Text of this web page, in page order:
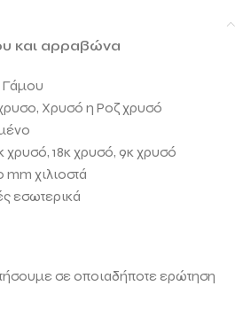
και αρραβώνα
Χρυσό η Ροζ χρυσό
18κ χρυσό, 9κ χρυσό
χιλιοστά
εσωτερικά
σε οποιαδήποτε ερώτηση